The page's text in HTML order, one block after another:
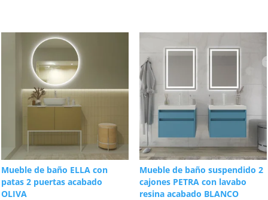
Mueble de baño ELLA con
patas 2 puertas acabado
OLIVA
Mueble de baño suspendido 2
cajones PETRA con lavabo
resina acabado BLANCO